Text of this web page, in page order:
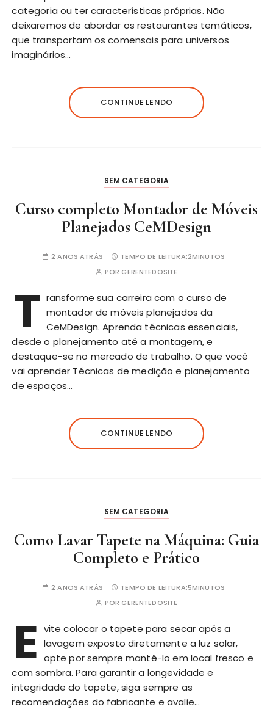
categoria ou ter características próprias. Não
deixaremos de abordar os restaurantes temáticos,
que transportam os comensais para universos
imaginários…
CONTINUE LENDO
SEM CATEGORIA
Curso completo Montador de Móveis
Planejados CeMDesign
2 ANOS ATRÁS TEMPO DE LEITURA:2MINUTOS
PORGERENTEDOSITE
T ransforme sua carreira com o curso de
montador de móveis planejados da
CeMDesign. Aprenda técnicas essenciais,
desde o planejamento até a montagem, e
destaque-se no mercado de trabalho. O que você
vai aprender Técnicas de medição e planejamento
de espaços…
CONTINUE LENDO
SEM CATEGORIA
Como Lavar Tapete na Máquina: Guia
Completo e Prático
2 ANOS ATRÁS TEMPO DE LEITURA:5MINUTOS
PORGERENTEDOSITE
E vite colocar o tapete para secar após a
lavagem exposto diretamente a luz solar,
opte por sempre mantê-lo em local fresco e
com sombra. Para garantir a longevidade e
integridade do tapete, siga sempre as
recomendações do fabricante e avalie…